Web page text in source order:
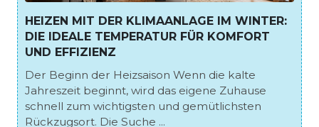
HEIZEN MIT DER KLIMAANLAGE IM WINTER:
DIE IDEALE TEMPERATUR FÜR KOMFORT
UND EFFIZIENZ
Der Beginn der Heizsaison Wenn die kalte
Jahreszeit beginnt, wird das eigene Zuhause
schnell zum wichtigsten und gemütlichsten
Rückzugsort. Die Suche ...